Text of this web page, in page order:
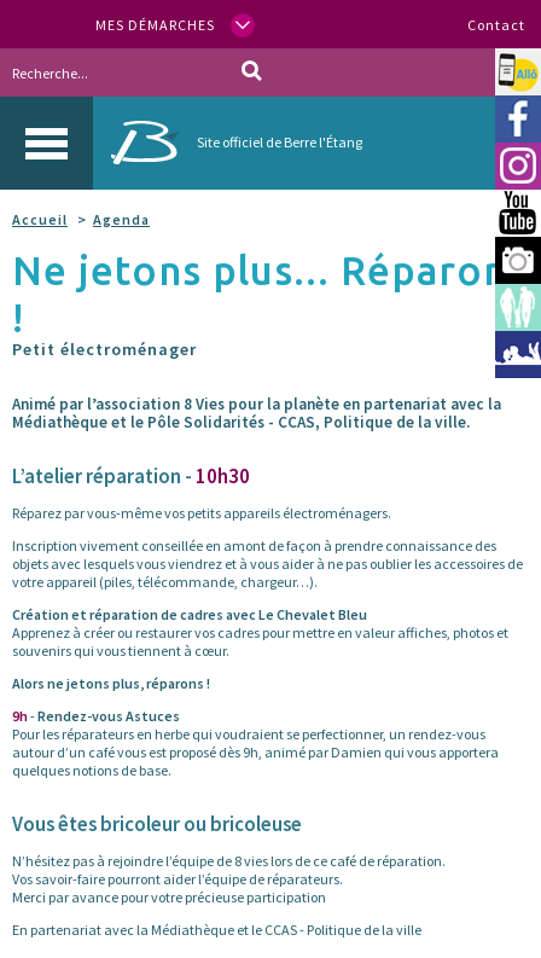
MES DÉMARCHES Contact
Site officiel de Berre l'Étang
Allo
Accueil Agenda
Ne jetons plus... Réparons
!
Petit électroménager
Animé par l’association 8 Vies pour la planète en partenariat avec la
Médiathèque et le Pôle Solidarités - CCAS, Politique de la ville.
L’atelier réparation - 10h30
Réparez par vous-même vos petits appareils électroménagers.
Inscription vivement conseillée en amont de façon à prendre connaissance des
objets avec lesquels vous viendrez et à vous aider à ne pas oublier les accessoires de
votre appareil (piles, télécommande, chargeur…).
Création et réparation de cadres avec Le Chevalet Bleu
Apprenez à créer ou restaurer vos cadres pour mettre en valeur affiches, photos et
souvenirs qui vous tiennent à cœur.
Alors ne jetons plus, réparons !
9h-Rendez-vous Astuces
Pour les réparateurs en herbe qui voudraient se perfectionner, un rendez-vous
autour d’un café vous est proposé dès 9h, animé par Damien qui vous apportera
quelques notions de base.
Vous êtes bricoleur ou bricoleuse
N’hésitez pas à rejoindre l’équipe de 8 vies lors de ce café de réparation.
Vos savoir-faire pourront aider l’équipe de réparateurs.
Merci par avance pour votre précieuse participation
En partenariat avec la Médiathèque et le CCAS - Politique de la ville